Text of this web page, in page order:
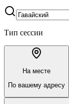
Тип сессии
На месте
По вашему адресу